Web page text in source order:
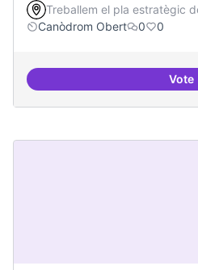
Treballem el pla estratègic
Canòdrom Obert
0 0
Vote